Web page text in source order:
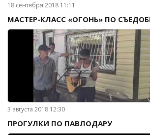
18 сентября 2018 11:11
МАСТЕР-КЛАСС «ОГОНЬ» ПО
3 августа 2018 12:30
ПРОГУЛКИ ПО ПАВЛОДАРУ